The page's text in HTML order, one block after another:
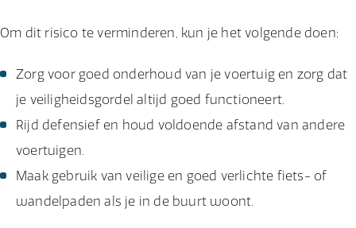
Om dit risico te verminderen, kun je het volgende doen:
Zorg voor goed onderhoud van je voertuig en zorg dat
je veiligheidsgordel altijd goed functioneert.
Rijd defensief en houd voldoende afstand van andere
voertuigen.
Maak gebruik van veilige en goed verlichte fiets- of
wandelpaden als je in de buurt woont.